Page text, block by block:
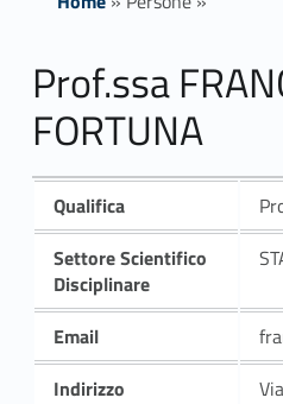
Prof.ssa
FORTUNA
Qualifica
Settore Scientifico
Disciplinare
Email
Indirizzo